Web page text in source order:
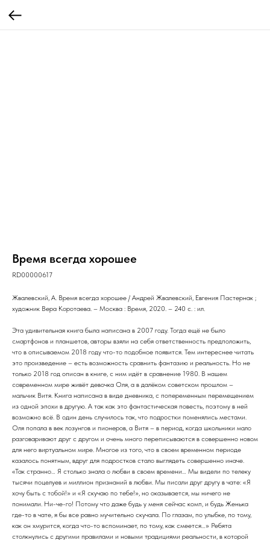
Время всегда хорошее
RD00000617
Жвалевский, А. Время всегда хорошее / Андрей Жвалевский, Евгения Пастернак ;
художник Вера Коротаева. – Москва : Время, 2020. – 240 с. : ил.
Эта удивительная книга была написана в 2007 году. Тогда ещё не было
смартфонов и планшетов, авторы взяли на себя ответственность предположить,
что в описываемом 2018 году что-то подобное появится. Тем интереснее читать
это произведение – есть возможность сравнить фантазию и реальность. Но не
только 2018 год описан в книге, с ним идёт в сравнение 1980. В нашем
современном мире живёт девочка Оля, а в далёком советском прошлом –
мальчик Витя. Книга написана в виде дневника, с попеременным перемещением
из одной эпохи в другую. А так как это фантастическая повесть, поэтому в ней
возможно всё. В один день случилось так, что подростки поменялись местами.
Оля попала в век лозунгов и пионеров, а Витя – в период, когда школьники мало
разговаривают друг с другом и очень много переписываются в совершенно новом
для него виртуальном мире. Многое из того, что в своем временном периоде
казалось понятным, вдруг для подростков стало выглядеть совершенно иначе.
«Так странно… Я столько знала о любви в своем времени… Мы видели по телеку
тысячи поцелуев и миллион признаний в любви. Мы писали друг другу в чате: «Я
хочу быть с тобой!» и «Я скучаю по тебе!», но оказывается, мы ничего не
понимали. Ни-че-го! Потому что даже будь у меня сейчас комп, и будь Женька
где-то в чате, я бы все равно мучительно скучала. По глазам, по улыбке, по тому,
как он хмурится, когда что-то вспоминает, по тому, как смеется…» Ребята
столкнулись с другими правилами и новыми традициями реальности, в которой